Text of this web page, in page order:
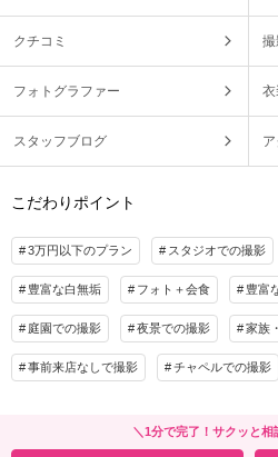
クチコミ 撮
フォトグラファー 衣
スタッフブログ
こだわりポイント
3万円以下のプラン スタジオでの撮影
豊富な白無垢 フォト＋会食 豊富
庭園での撮影 夜景での撮影 家族
事前来店なしで撮影 チャペルでの撮影
＼1分で完了！サクッと相